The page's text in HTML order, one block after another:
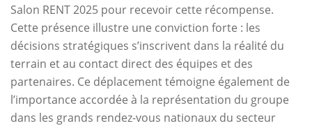
Salon RENT 2025 pour recevoir cette récompense.
Cette présence illustre une conviction forte : les
décisions stratégiques s’inscrivent dans la réalité du
terrain et au contact direct des équipes et des
partenaires. Ce déplacement témoigne également de
l’importance accordée à la représentation du groupe
dans les grands rendez-vous nationaux du secteur